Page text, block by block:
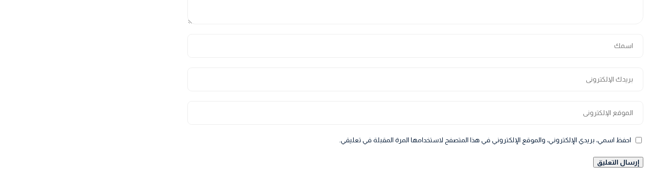
احفظ اسمي، بريدي الإلكتروني، والموقع الإلكتروني في هذا المتصفح لاستخدامها المرة المقبلة في تعليقي.